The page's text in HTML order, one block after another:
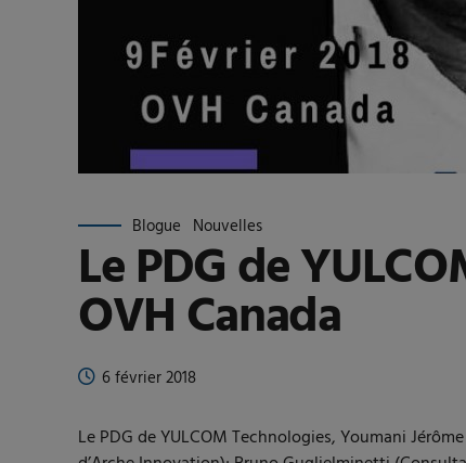
Blogue Nouvelles
Le PDG de
OVH Canada
6 février 2018
Le PDG de YULCOM Technologies, Youmani